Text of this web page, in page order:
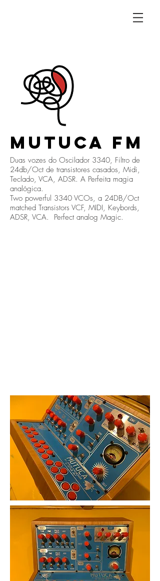
MUTUCA FM
Duas vozes do Oscilador 3340, Filtro de
24db/Oct de transistores casados, Midi,
Teclado, VCA, ADSR. A Perfeita magia
analógica.
Two powerful 3340 VCOs, a 24DB/Oct
matched Transistors VCF, MIDI, Keybords,
ADSR, VCA. Perfect analog Magic.